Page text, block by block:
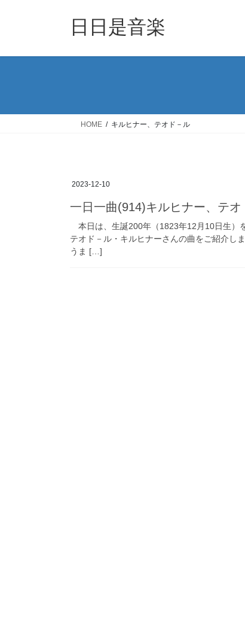
日日是音楽
HOME キルヒナー、テオド－ル
2023-12-10
一日一曲(914)キルヒナー、テ
本日は、生誕200年（1823年12月10日生）
テオド－ル・キルヒナーさんの曲をご紹介
うま […]